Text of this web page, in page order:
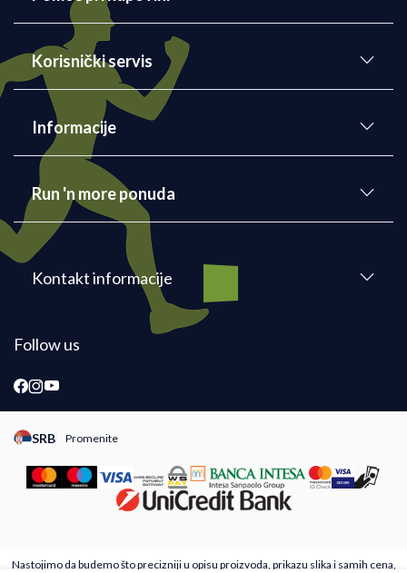
Korisnički servis
Informacije
Run 'n more ponuda
Kontakt informacije
Follow us
SRB Promenite
Promeni instancu sajta, posetite sajtove za druge zemlje
Nastojimo da budemo što precizniji u opisu proizvoda, prikazu slika i samih cena,